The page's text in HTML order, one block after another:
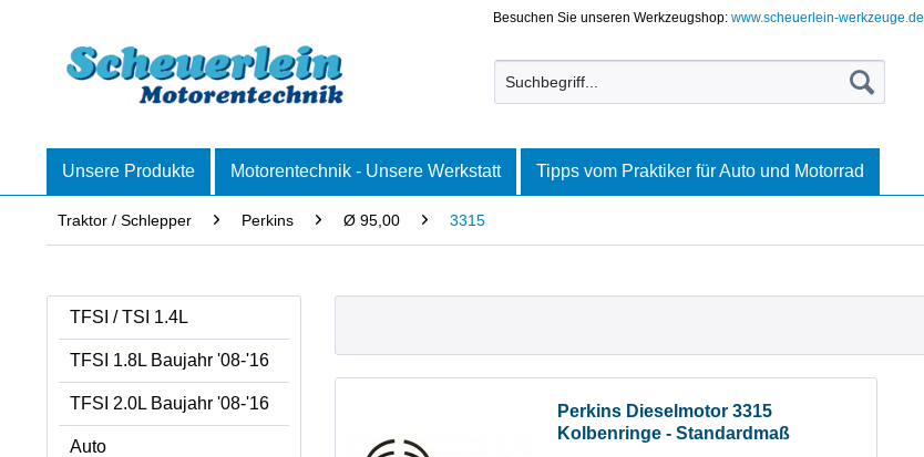
Besuchen Sie unseren Werkzeugshop:www.scheuerlein-werkzeuge.de
Unsere Produkte Motorentechnik - Unsere Werkstatt Tipps vom Praktiker für Auto und Motorrad
Traktor / Schlepper Perkins Ø 95,00 3315
TFSI / TSI 1.4L
TFSI 1.8L Baujahr '08-'16
TFSI 2.0L Baujahr '08-'16
Auto
Perkins Dieselmotor 3315
Kolbenringe - Standardmaß